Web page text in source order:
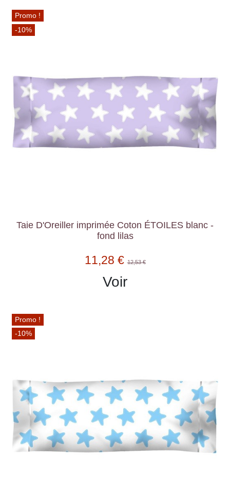
Promo !
-10%
Taie D'Oreiller imprimée Coton ÉTOILES blanc -
fond lilas
11,28 €12,53 €
Voir
Promo !
-10%